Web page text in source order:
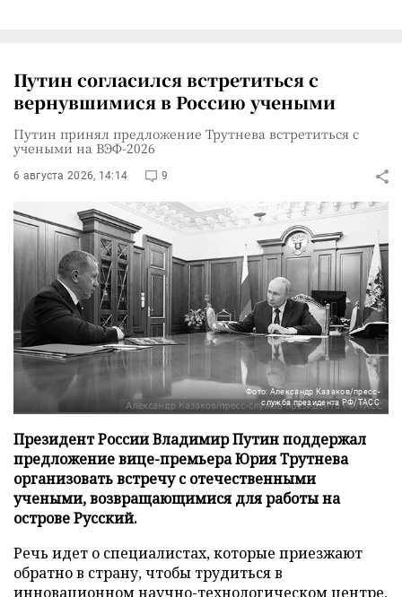
Путин согласился встретиться с
вернувшимися в Россию учеными
Путин принял предложение Трутнева встретиться с
учеными на ВЭФ-2026
6 августа 2026, 14:14 9
Фото: Александр Казаков/пресс-
служба президента РФ/ТАСС
Президент России Владимир Путин поддержал
предложение вице-премьера Юрия Трутнева
организовать встречу с отечественными
учеными, возвращающимися для работы на
острове Русский.
Речь идет о специалистах, которые приезжают
обратно в страну, чтобы трудиться в
инновационном научно-технологическом центре,